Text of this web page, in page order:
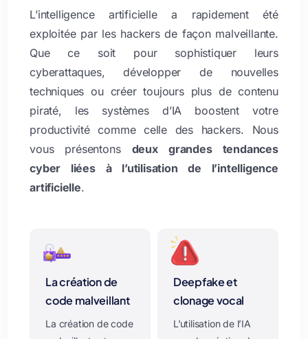
L’intelligence artificielle a rapidement été
exploitée par les hackers de façon malveillante.
Que ce soit pour sophistiquer leurs
cyberattaques, développer de nouvelles
techniques ou créer toujours plus de contenu
piraté, les systèmes d’IA boostent votre
productivité comme celle des hackers. Nous
vous présentons deux grandes tendances
cyber liées à l’utilisation de l’intelligence
artificielle.
La création de
code malveillant
La création de code
Deepfake et
clonage vocal
L’utilisation de l’IA